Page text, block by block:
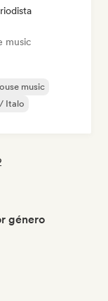
music
music
Italo
género